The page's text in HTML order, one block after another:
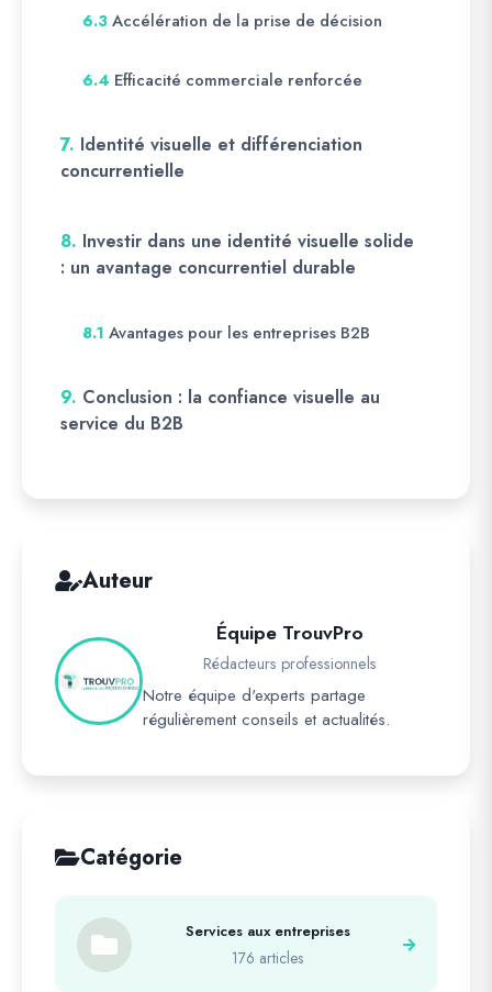
6.3 Accélération de la prise de décision
6.4 Efficacité commerciale renforcée
7. Identité visuelle et différenciation
concurrentielle
8. Investir dans une identité visuelle solide
: un avantage concurrentiel durable
8.1 Avantages pour les entreprises B2B
9. Conclusion : la confiance visuelle au
service du B2B
Auteur
Équipe TrouvPro
Rédacteurs professionnels
Notre équipe d'experts partage
régulièrement conseils et actualités.
Catégorie
Services aux entreprises
176 articles